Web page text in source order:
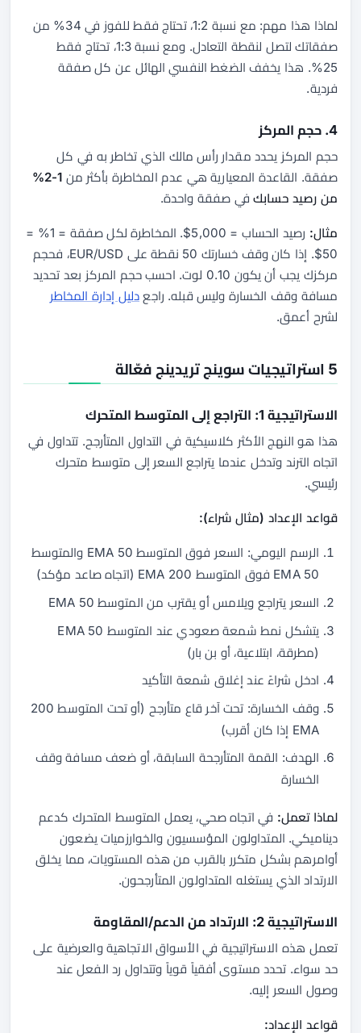
لماذا هذا مهم: مع نسبة 1:2، تحتاج فقط للفوز في 34% من
صفقاتك لتصل لنقطة التعادل. ومع نسبة 1:3، تحتاج فقط
25%. هذا يخفف الضغط النفسي الهائل عن كل صفقة
فردية.
4. حجم المركز
حجم المركز يحدد مقدار رأس مالك الذي تخاطر به في كل
صفقة. القاعدة المعيارية هي عدم المخاطرة بأكثر من
1-2%
من رصيد حسابكفي صفقة واحدة.
مثال:
رصيد الحساب = 5,000$. المخاطرة لكل صفقة = 1% =
50$. إذا كان وقف خسارتك 50 نقطة على EUR/USD، فحجم
مركزك يجب أن يكون 0.10 لوت. احسب حجم المركز
بعد تحديد
مسافة وقف الخسارة وليس قبله. راجع دليل إدارة المخاطر
لشرح أعمق.
5 استراتيجيات سوينج تريدينج فعّالة
الاستراتيجية 1: التراجع إلى المتوسط المتحرك
هذا هو النهج الأكثر كلاسيكية في التداول المتأرجح. تتداول في
اتجاه الترند وتدخل عندما يتراجع السعر إلى متوسط متحرك
رئيسي.
قواعد الإعداد (مثال شراء):
الرسم اليومي: السعر فوق المتوسط 50 EMA والمتوسط
50 EMA فوق المتوسط 200 EMA (اتجاه صاعد مؤكد)
السعر يتراجع ويلامس أو يقترب من المتوسط 50 EMA
يتشكل نمط شمعة صعودي عند المتوسط 50 EMA
(مطرقة، ابتلاعية، أو بن بار)
ادخل شراءً عند إغلاق شمعة التأكيد
وقف الخسارة: تحت آخر قاع متأرجح (أو تحت المتوسط 200
EMA إذا كان أقرب)
الهدف: القمة المتأرجحة السابقة، أو ضعف مسافة وقف
الخسارة
لماذا تعمل: في اتجاه صحي، يعمل المتوسط المتحرك كدعم
ديناميكي. المتداولون المؤسسيون والخوارزميات يضعون
أوامرهم بشكل متكرر بالقرب من هذه المستويات، مما يخلق
الارتداد الذي يستغله المتداولون المتأرجحون.
الاستراتيجية 2: الارتداد من الدعم/المقاومة
تعمل هذه الاستراتيجية في الأسواق الاتجاهية والعرضية على
حد سواء. تحدد مستوى أفقياً قوياً وتتداول رد الفعل عند
وصول السعر إليه.
قواعد الإعداد: